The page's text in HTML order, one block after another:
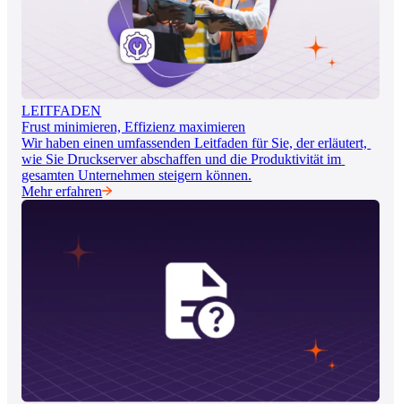
LEITFADEN
Frust minimieren, Effizienz maximieren
Wir haben einen umfassenden Leitfaden für Sie, der erläutert,
wie Sie Druckserver abschaffen und die Produktivität im
gesamten Unternehmen steigern können.
Mehr erfahren